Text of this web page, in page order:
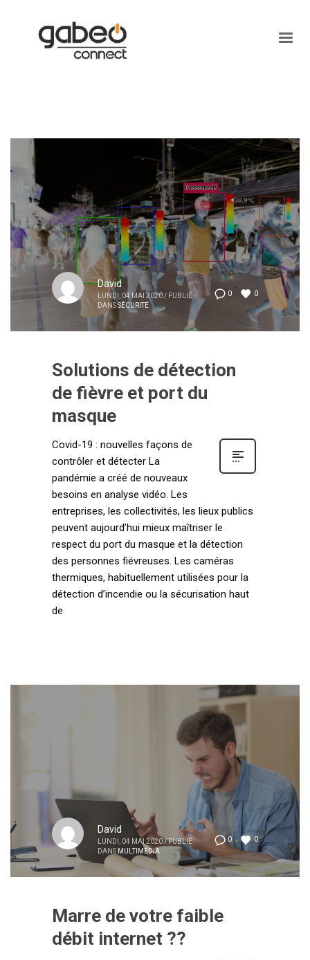
0 0
David
LUNDI, 04 MAI 2020/ PUBLIÉ
DANSSÉCURITÉ
Solutions de détection
de fièvre et port du
masque
Covid-19 : nouvelles façons de
contrôler et détecter La
pandémie a créé de nouveaux
besoins en analyse vidéo. Les
entreprises, les collectivités, les lieux publics
peuvent aujourd’hui mieux maîtriser le
respect du port du masque et la détection
des personnes fiévreuses. Les caméras
thermiques, habituellement utilisées pour la
détection d’incendie ou la sécurisation haut
de
0 0
David
LUNDI, 04 MAI 2020/PUBLIÉ
DANS MULTIMÉDIA
Marre de votre faible
débit internet ??